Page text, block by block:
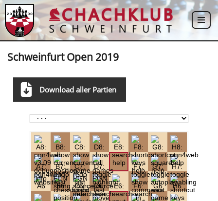
Zum
Inhalt
Schweinfurt Open 2019
Download aller Partien